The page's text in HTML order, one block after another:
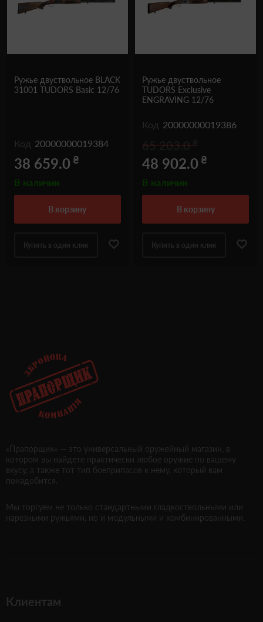
Ружье двуствольное BLACK
31001 TUDORS Basic 12/76
Код 20000000019384
38 659.0 ₴
В наличии
в корзину
Купить в один клик
Ружье двуствольное
TUDORS Exclusive
ENGRAVING 12/76
Код 20000000019386
65 203.0
48 902.0 ₴
В наличии
в корзину
Купить в один клик
«Прапорщик» — это универсальный оружейный магазин, в
котором вы найдете практически любое оружие по вашему
вкусу, а также тот тип боеприпасов к нему, который вам
понадобится.
Мы торгуем не только стандартными гладкоствольными или
нарезными ружьями, но и модульными и комбинированными.
Клиентам